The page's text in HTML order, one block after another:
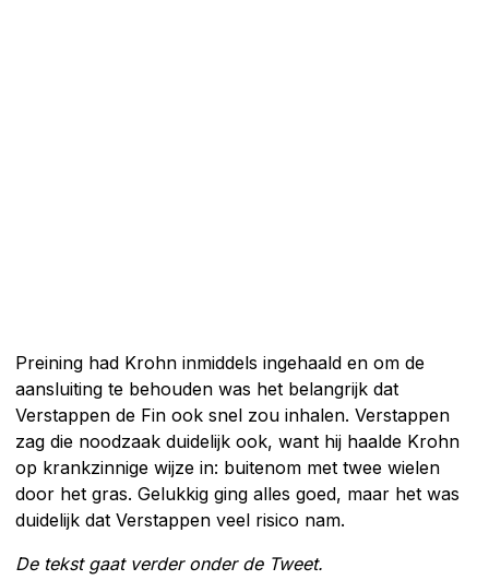
Preining had Krohn inmiddels ingehaald en om de
aansluiting te behouden was het belangrijk dat
Verstappen de Fin ook snel zou inhalen. Verstappen
zag die noodzaak duidelijk ook, want hij haalde Krohn
op krankzinnige wijze in: buitenom met twee wielen
door het gras. Gelukkig ging alles goed, maar het was
duidelijk dat Verstappen veel risico nam.
De tekst gaat verder onder de Tweet.